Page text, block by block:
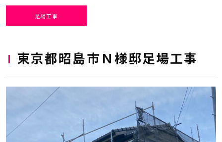
足場工事
東京都昭島市Ｎ様邸足場工事